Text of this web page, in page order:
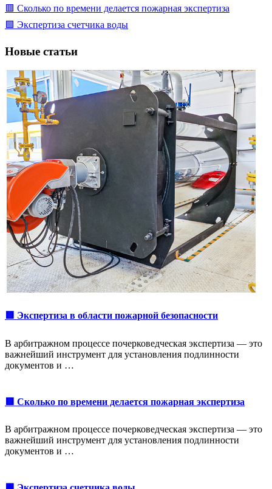
🟥 Сколько по времени делается пожарная экспертиза
🟩 Экспертиза счетчика воды
Новые статьи
🟥 Экспертиза в области пожарной безопасности
В арбитражном процессе почерковедческая экспертиза — это
важнейший инструмент для установления подлинности
документов и …
🟥 Сколько по времени делается пожарная экспертиза
В арбитражном процессе почерковедческая экспертиза — это
важнейший инструмент для установления подлинности
документов и …